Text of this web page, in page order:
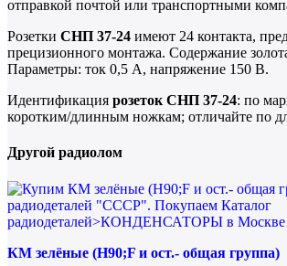
отправкой почтой или транспортными
Розетки СНП 37-24 имеют 24 контакта,
прецизионного монтажа. Содержание
Параметры: ток 0,5 А, напряжение 150 В.
Идентификация розеток СНП 37-24: по
коротким/длинным ножкам; отличайте по
Другой радиолом
КМ зелёные (H90;F и ост.- общая группа)